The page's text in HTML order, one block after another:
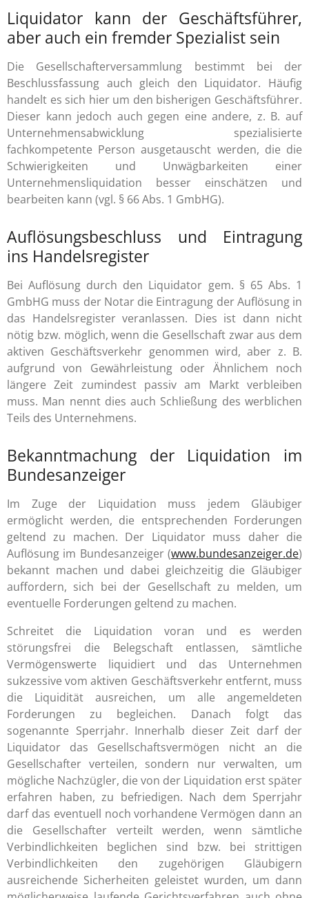
Liquidator kann der Geschäftsführer,
aber auch ein fremder Spezialist sein
Die Gesellschafterversammlung bestimmt bei der
Beschlussfassung auch gleich den Liquidator. Häufig
handelt es sich hier um den bisherigen Geschäftsführer.
Dieser kann jedoch auch gegen eine andere, z. B. auf
Unternehmensabwicklung spezialisierte
fachkompetente Person ausgetauscht werden, die die
Schwierigkeiten und Unwägbarkeiten einer
Unternehmensliquidation besser einschätzen und
bearbeiten kann (vgl. § 66 Abs. 1 GmbHG).
Auflösungsbeschluss und Eintragung
ins Handelsregister
Bei Auflösung durch den Liquidator gem. § 65 Abs. 1
GmbHG muss der Notar die Eintragung der Auflösung in
das Handelsregister veranlassen. Dies ist dann nicht
nötig bzw. möglich, wenn die Gesellschaft zwar aus dem
aktiven Geschäftsverkehr genommen wird, aber z. B.
aufgrund von Gewährleistung oder Ähnlichem noch
längere Zeit zumindest passiv am Markt verbleiben
muss. Man nennt dies auch Schließung des werblichen
Teils des Unternehmens.
Bekanntmachung der Liquidation im
Bundesanzeiger
Im Zuge der Liquidation muss jedem Gläubiger
ermöglicht werden, die entsprechenden Forderungen
geltend zu machen. Der Liquidator muss daher die
Auflösung im Bundesanzeiger (www.bundesanzeiger.de)
bekannt machen und dabei gleichzeitig die Gläubiger
auffordern, sich bei der Gesellschaft zu melden, um
eventuelle Forderungen geltend zu machen.
Schreitet die Liquidation voran und es werden
störungsfrei die Belegschaft entlassen, sämtliche
Vermögenswerte liquidiert und das Unternehmen
sukzessive vom aktiven Geschäftsverkehr entfernt, muss
die Liquidität ausreichen, um alle angemeldeten
Forderungen zu begleichen. Danach folgt das
sogenannte Sperrjahr. Innerhalb dieser Zeit darf der
Liquidator das Gesellschaftsvermögen nicht an die
Gesellschafter verteilen, sondern nur verwalten, um
mögliche Nachzügler, die von der Liquidation erst später
erfahren haben, zu befriedigen. Nach dem Sperrjahr
darf das eventuell noch vorhandene Vermögen dann an
die Gesellschafter verteilt werden, wenn sämtliche
Verbindlichkeiten beglichen sind bzw. bei strittigen
Verbindlichkeiten den zugehörigen Gläubigern
ausreichende Sicherheiten geleistet wurden, um dann